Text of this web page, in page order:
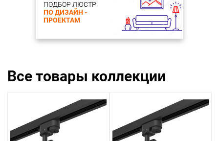
ПОДБОР ЛЮСТР
ПО ДИЗАЙН -
ПРОЕКТАМ
Все товары коллекции